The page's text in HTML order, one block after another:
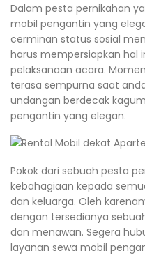
Dalam pesta pernikahan
mobil pengantin yang
cerminan status sosial
harus mempersiapkan hal
pelaksanaan acara.
terasa sempurna saat
undangan berdecak
pengantin yang elegan.
Pokok dari sebuah pesta
kebahagiaan kepada
dan keluarga. Oleh
dengan tersedianya
dan menawan. Segera
layanan sewa mobil